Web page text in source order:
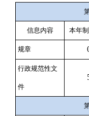
信息内容 本年制
规章
行政规范性文
件